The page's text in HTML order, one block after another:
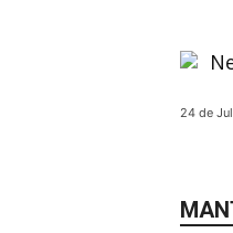
24 de